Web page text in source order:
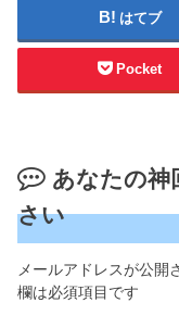
はてブ
Pocket
あなたの神
さい
メールアドレスが公開
欄は必須項目です